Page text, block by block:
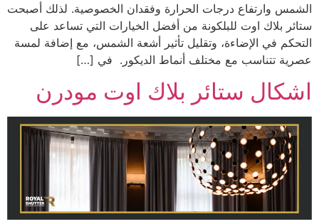
الشمس وارتفاع درجات الحرارة وفقدان الخصوصية. لذلك أصبحت
ستائر بلاك اوت للبلكونة من أفضل الخيارات التي تساعد على
التحكم في الإضاءة، وتقليل تأثير أشعة الشمس، مع إضافة لمسة
عصرية تتناسب مع مختلف أنماط الديكور. في […]
اشكال ستائر بلاك اوت مودرن